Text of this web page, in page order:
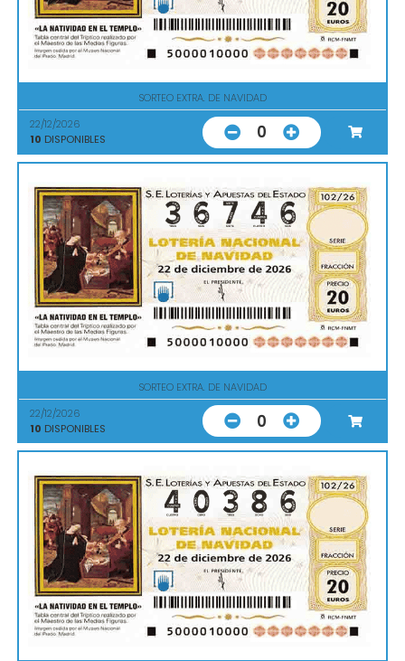
SORTEO EXTRA. DE NAVIDAD
22/12/2026
10 DISPONIBLES 0
SORTEO EXTRA. DE NAVIDAD
22/12/2026
10 DISPONIBLES 0